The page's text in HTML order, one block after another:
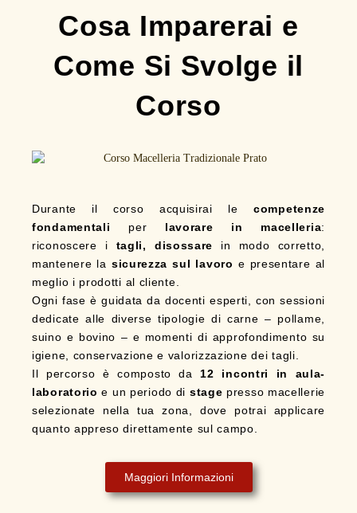
Cosa Imparerai e
Come Si Svolge il
Corso
Durante il corso acquisirai le competenze
fondamentali per lavorare in macelleria:
riconoscere i tagli, disossare in modo corretto,
mantenere la sicurezza sul lavoro e presentare al
meglio i prodotti al cliente.
Ogni fase è guidata da docenti esperti, con sessioni
dedicate alle diverse tipologie di carne – pollame,
suino e bovino – e momenti di approfondimento su
igiene, conservazione e valorizzazione dei tagli.
Il percorso è composto da12 incontri in aula-
laboratorio e un periodo di stage presso macellerie
selezionate nella tua zona, dove potrai applicare
quanto appreso direttamente sul campo.
Maggiori Informazioni